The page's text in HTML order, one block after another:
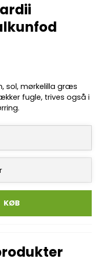
sol, mørkelilla græs
fugle, trives også i
KØB